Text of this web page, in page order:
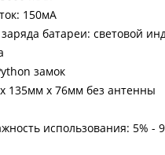
150мА
батареи: световой
замок
135мм x 76мм без антенны
использования: 5% -